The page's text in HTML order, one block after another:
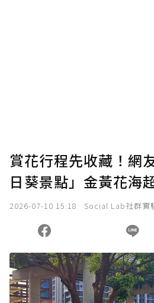
賞花行程先收藏！網
日葵景點」金黃花海
2026-07-10 15:18 Social Lab社群實